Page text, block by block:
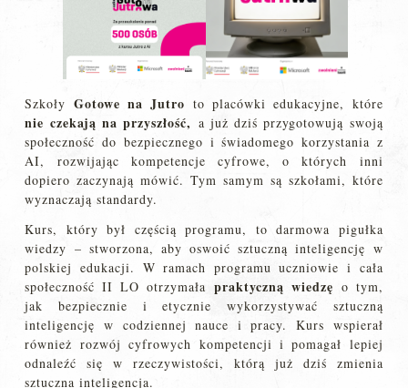
Szkoły Gotowe na Jutro to placówki edukacyjne, które
nie czekają na przyszłość, a już dziś przygotowują swoją
społeczność do bezpiecznego i świadomego korzystania z
AI, rozwijając kompetencje cyfrowe, o których inni
dopiero zaczynają mówić. Tym samym są szkołami, które
wyznaczają standardy.
Kurs, który był częścią programu, to darmowa pigułka
wiedzy – stworzona, aby oswoić sztuczną inteligencję w
polskiej edukacji. W ramach programu uczniowie i cała
społeczność II LO otrzymała praktyczną wiedzę o tym,
jak bezpiecznie i etycznie wykorzystywać sztuczną
inteligencję w codziennej nauce i pracy. Kurs wspierał
również rozwój cyfrowych kompetencji i pomagał lepiej
odnaleźć się w rzeczywistości, którą już dziś zmienia
sztuczna inteligencja.